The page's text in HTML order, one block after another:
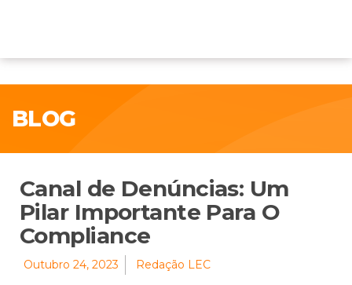
BLOG
Canal de Denúncias: Um
Pilar Importante Para O
Compliance
Outubro 24, 2023 Redação LEC